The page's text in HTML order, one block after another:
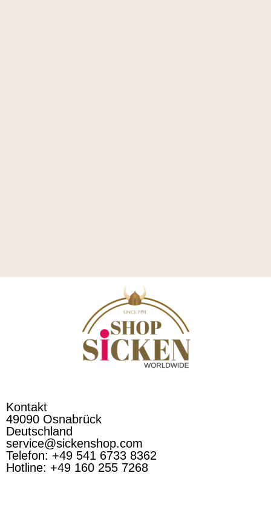
Kontakt
49090 Osnabrück
Deutschland
service@sickenshop.com
Telefon: +49 541 6733 8362
Hotline: +49 160 255 7268